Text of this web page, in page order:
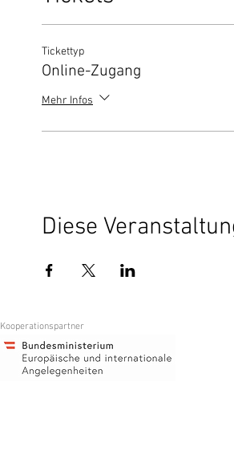
Tickettyp
Online-Zugang
Mehr Infos
Diese
Kooperationspartner